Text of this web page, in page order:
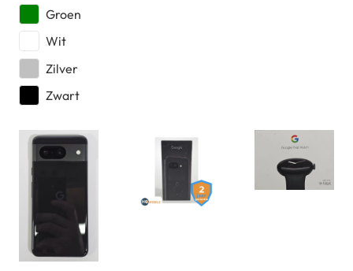
Groen
Wit
Zilver
Zwart